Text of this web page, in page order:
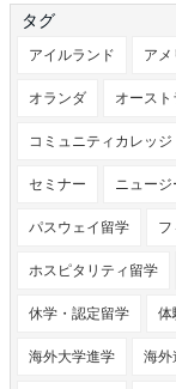
タグ
アイルランド アメ
オランダ オースト
コミュニティカレッジ
セミナー ニュー
パスウェイ留学 フ
ホスピタリティ留学
休学・認定留学 体
海外大学進学 海外